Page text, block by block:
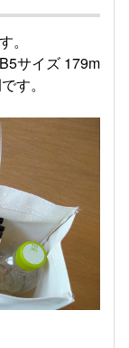
。
サイズ 179m
す。